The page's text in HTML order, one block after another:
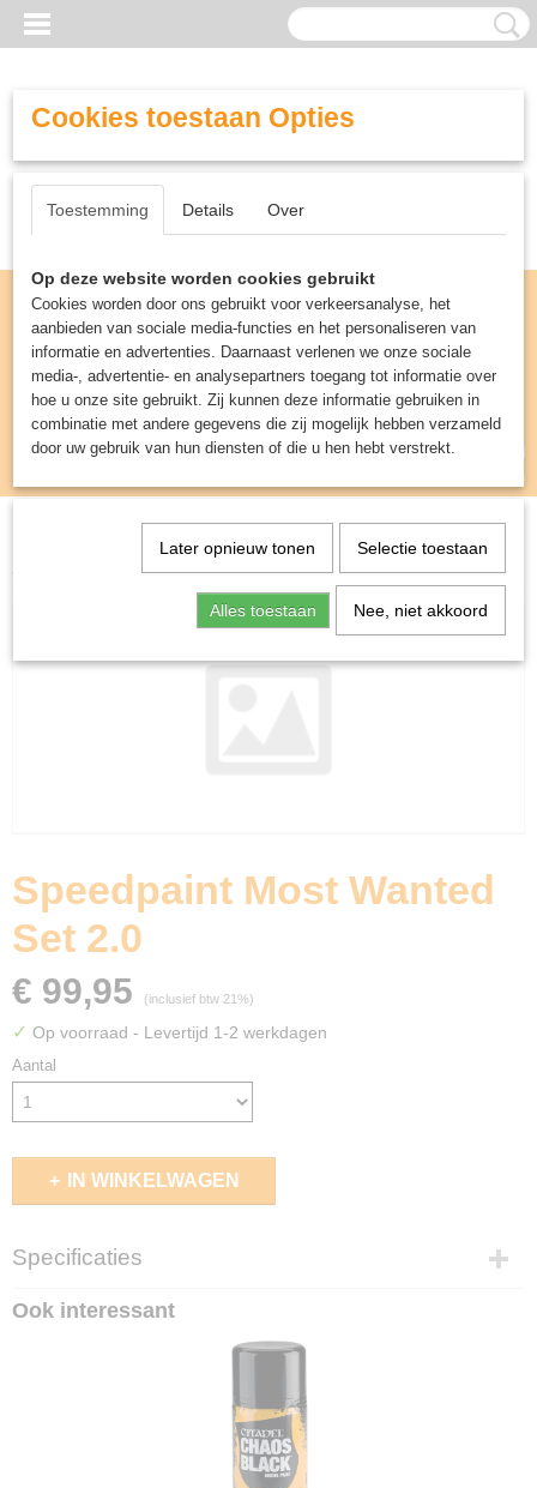
Inloggen Registreren
UW WINKELWAGEN
(0)
Miniature Gaming>Speedpaint Most Wanted
Speedpaint Most Wanted
Set 2.0
€ 99,95 (inclusief btw 21%)
✓ Op voorraad - Levertijd 1-2 werkdagen
Aantal
IN WINKELWAGEN
Specificaties
EAN code
Ook interessant
Cookies toestaan Opties
Toestemming Details Over
Op deze website worden cookies gebruikt
Cookies worden door ons gebruikt voor verkeersanalyse, het
aanbieden van sociale media-functies en het personaliseren van
informatie en advertenties. Daarnaast verlenen we onze sociale
media-, advertentie- en analysepartners toegang tot informatie over
hoe u onze site gebruikt. Zij kunnen deze informatie gebruiken in
combinatie met andere gegevens die zij mogelijk hebben verzameld
door uw gebruik van hun diensten of die u hen hebt verstrekt.
Later opnieuw tonen Selectie toestaan
Alles toestaan Nee, niet akkoord